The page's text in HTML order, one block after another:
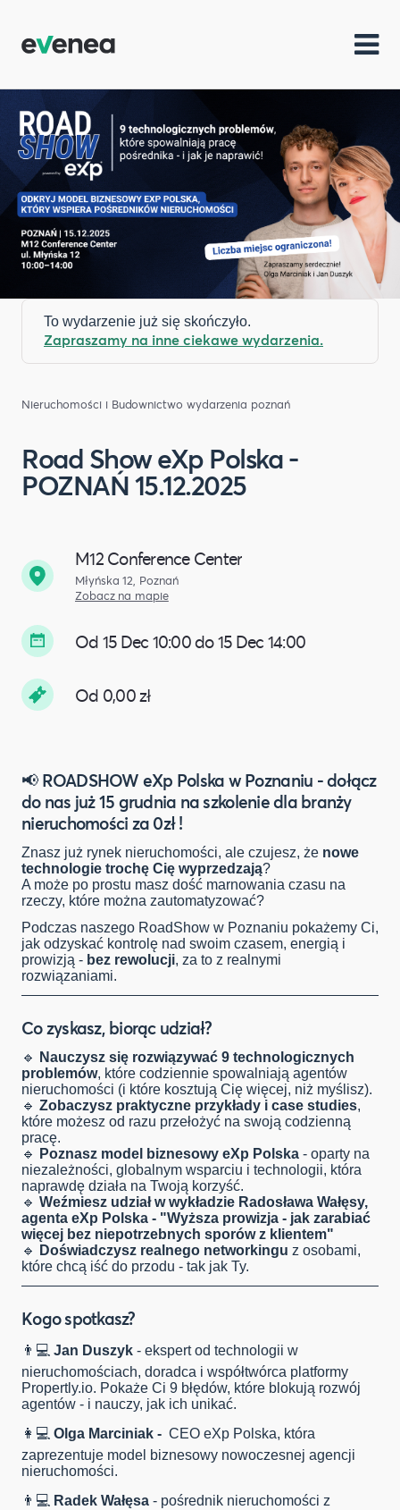
To wydarzenie już się skończyło.
Zapraszamy na inne ciekawe wydarzenia.
Nieruchomości i Budownictwo wydarzenia poznań
Road Show eXp Polska -
POZNAŃ 15.12.2025
M12 Conference Center
Młyńska 12, Poznań
Zobacz na mapie
Od 15 Dec 10:00 do 15 Dec 14:00
Od 0,00 zł
📢 ROADSHOW eXp Polska w Poznaniu - dołącz
do nas już 15 grudnia na szkolenie dla branży
nieruchomości za 0zł !
Znasz już rynek nieruchomości, ale czujesz, że nowe
technologie trochę Cię wyprzedzają?
A może po prostu masz dość marnowania czasu na
rzeczy, które można zautomatyzować?
Podczas naszego RoadShow w Poznaniu pokażemy Ci,
jak odzyskać kontrolę nad swoim czasem, energią i
prowizją - bez rewolucji, za to z realnymi
rozwiązaniami.
Co zyskasz, biorąc udział?
🔹
Nauczysz się rozwiązywać 9 technologicznych
problemów, które codziennie spowalniają agentów
nieruchomości (i które kosztują Cię więcej, niż myślisz).
🔹 Zobaczysz praktyczne przykłady i case studies,
które możesz od razu przełożyć na swoją codzienną
pracę.
🔹
Poznasz model biznesowy eXp Polska - oparty na
niezależności, globalnym wsparciu i technologii, która
naprawdę działa na Twoją korzyść.
🔹 Weźmiesz udział w wykładzie Radosława Wałęsy,
agenta eXp Polska - "Wyższa prowizja - jak zarabiać
więcej bez niepotrzebnych sporów z klientem"
🔹
Doświadczysz realnego networkingu z osobami,
które chcą iść do przodu - tak jak Ty.
Kogo spotkasz?
👨💻 Jan Duszyk - ekspert od technologii w
nieruchomościach, doradca i współtwórca platformy
Propertly.io. Pokaże Ci 9 błędów, które blokują rozwój
agentów - i nauczy, jak ich unikać.
👩💻 Olga Marciniak - CEO eXp Polska, która
zaprezentuje model biznesowy nowoczesnej agencji
nieruchomości.
👨💻 Radek Wałęsa - pośrednik nieruchomości z